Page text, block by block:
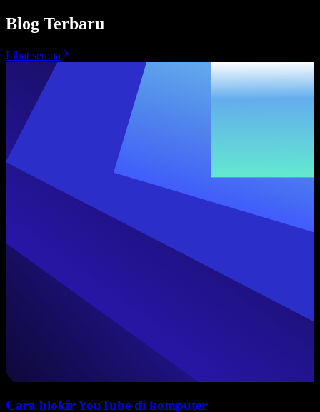
Blog Terbaru
Lihat semua
Cara blokir YouTube di komputer